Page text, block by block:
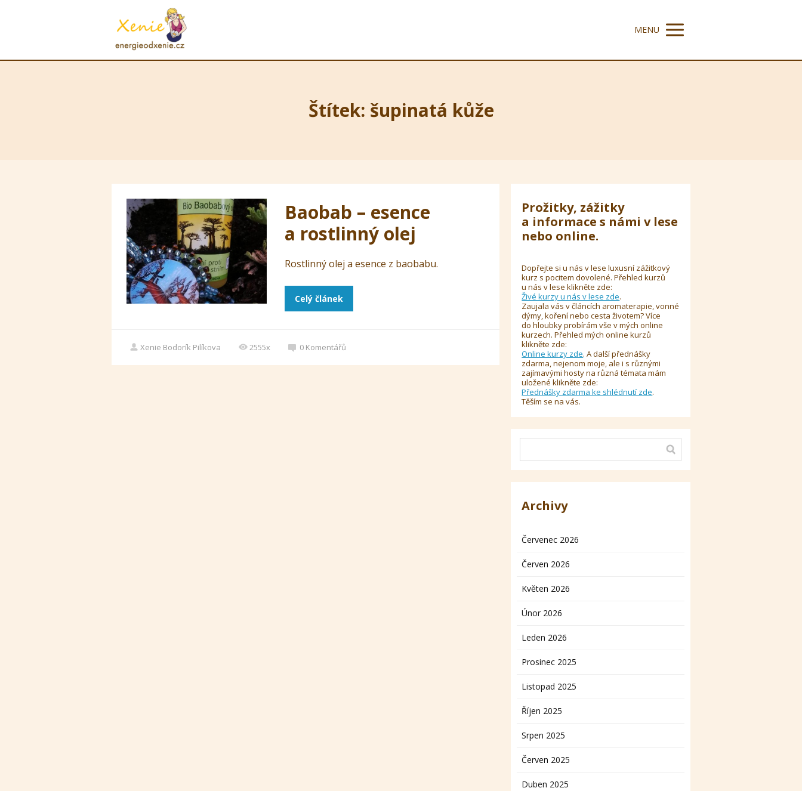
MENU
Štítek: šupinatá kůže
Baobab – esence
a rostlinný olej
Rostlinný olej a esence z baobabu.
Celý článek
Xenie Bodorík Pilíkova 2555x 0 Komentářů
Prožitky, zážitky
a informace s námi v lese
nebo online.
Dopřejte si u nás v lese luxusní zážitkový
kurz s pocitem dovolené. Přehled kurzů
u nás v lese klikněte zde:
Živé kurzy u nás v lese zde.
Zaujala vás v článcích aromaterapie, vonné
dýmy, koření nebo cesta životem? Více
do hloubky probírám vše v mých online
kurzech. Přehled mých online kurzů
klikněte zde:
Online kurzy zde. A další přednášky
zdarma, nejenom moje, ale i s různými
zajímavými hosty na různá témata mám
uložené klikněte zde:
Přednášky zdarma ke shlédnutí zde.
Těším se na vás.
Archivy
Červenec 2026
Červen 2026
Květen 2026
Únor 2026
Leden 2026
Prosinec 2025
Listopad 2025
Říjen 2025
Srpen 2025
Červen 2025
Duben 2025